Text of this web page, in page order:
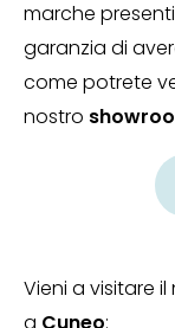
marche
garanzia di
come potrete
nostro
Vieni a visitare